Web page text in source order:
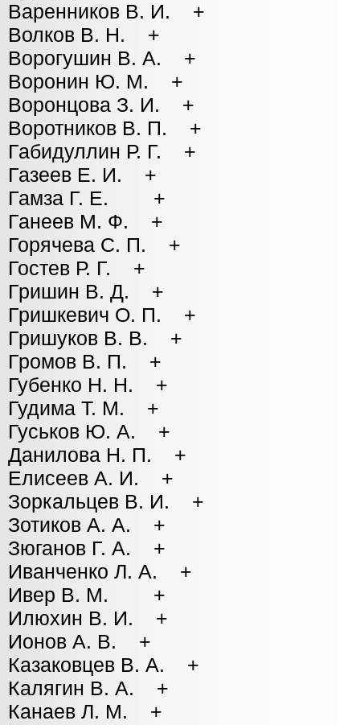
Варенников В. И. +
Волков В. Н. +
Ворогушин В. А. +
Воронин Ю. М. +
Воронцова З. И. +
Воротников В. П. +
Габидуллин Р. Г. +
Газеев Е. И. +
Гамза Г. Е. +
Ганеев М. Ф. +
Горячева С. П. +
Гостев Р. Г. +
Гришин В. Д. +
Гришкевич О. П. +
Гришуков В. В. +
Громов В. П. +
Губенко Н. Н. +
Гудима Т. М. +
Гуськов Ю. А. +
Данилова Н. П. +
Елисеев А. И. +
Зоркальцев В. И. +
Зотиков А. А. +
Зюганов Г. А. +
Иванченко Л. А. +
Ивер В. М. +
Илюхин В. И. +
Ионов А. В. +
Казаковцев В. А. +
Калягин В. А. +
Канаев Л. М. +